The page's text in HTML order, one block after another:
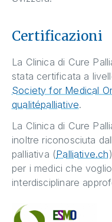
Certificazioni
La Clinica di Cure
stata certificata a
Society for Medical
qualitépalliative.
La Clinica di Cure
inoltre riconosciuta
palliativa (Palliative.ch
per i medici che
interdisciplinare